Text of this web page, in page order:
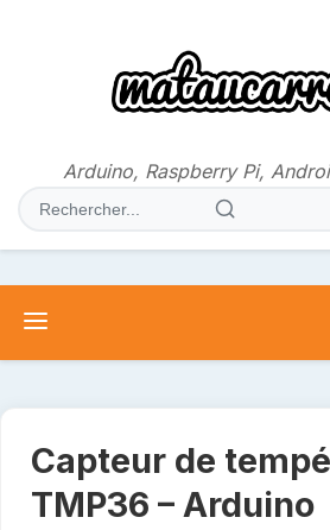
Arduino, Raspberry Pi,
Rechercher
:
Capteur de
TMP36 – Arduino